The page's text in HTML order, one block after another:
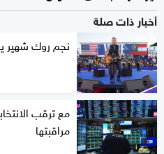
أخبار ذات صلة
نجم روك شهير
مراقبتها